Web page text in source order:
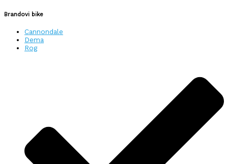
Brandovi bike
Cannondale
Dema
Rog